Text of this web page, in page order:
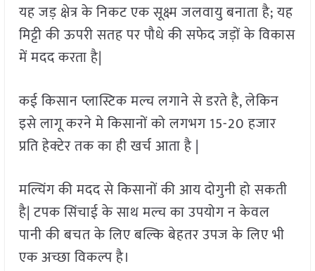
यह जड़ क्षेत्र के निकट एक सूक्ष्म जलवायु बनाता है; यह
मिट्टी की ऊपरी सतह पर पौधे की सफेद जड़ों के विकास
में मदद करता है|
कई किसान प्लास्टिक मल्च लगाने से डरते है, लेकिन
इसे लागू करने मे किसानों को लगभग 15-20 हजार
प्रति हेक्टेर तक का ही खर्च आता है |
मल्चिंग की मदद से किसानों की आय दोगुनी हो सकती
है| टपक सिंचाई के साथ मल्च का उपयोग न केवल
पानी की बचत के लिए बल्कि बेहतर उपज के लिए भी
एक अच्छा विकल्प है।